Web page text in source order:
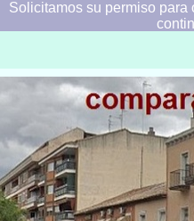
Solicitamos su permiso